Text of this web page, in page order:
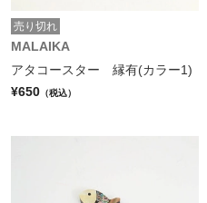
売り切れ
MALAIKA
アタコースター 縁有(カラー1)
¥650 （税込）